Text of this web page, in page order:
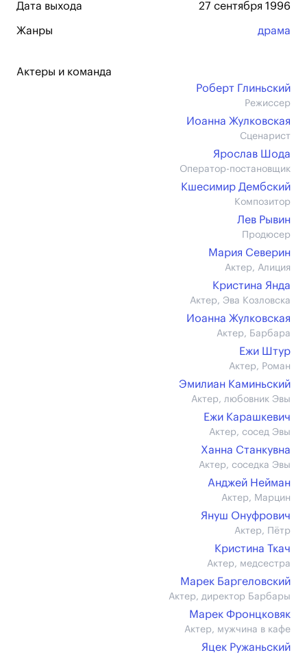
Дата выхода 27 сентября 1996
Жанры драма
Актеры и команда
Роберт Глиньский
Режиссер
Иоанна Жулковская
Сценарист
Ярослав Шода
Оператор-постановщик
Кшесимир Дембский
Композитор
Лев Рывин
Продюсер
Мария Северин
Актер, Алиция
Кристина Янда
Актер, Эва Козловска
Иоанна Жулковская
Актер, Барбара
Ежи Штур
Актер, Роман
Эмилиан Каминьский
Актер, любовник Эвы
Ежи Карашкевич
Актер, сосед Эвы
Ханна Станкувна
Актер, соседка Эвы
Анджей Нейман
Актер, Марцин
Януш Онуфрович
Актер, Пётр
Кристина Ткач
Актер, медсестра
Марек Баргеловский
Актер, директор Барбары
Марек Фронцковяк
Актер, мужчина в кафе
Яцек Ружаньский